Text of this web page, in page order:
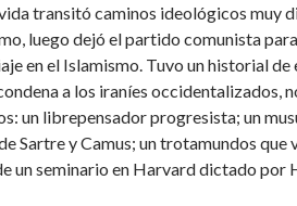
transitó caminos ideológicos muy
luego dejó el partido comunista
en el Islamismo. Tuvo un historial
a los iraníes occidentalizados,
un librepensador progresista; un
Sartre y Camus; un trotamundos que
un seminario en Harvard dictado por